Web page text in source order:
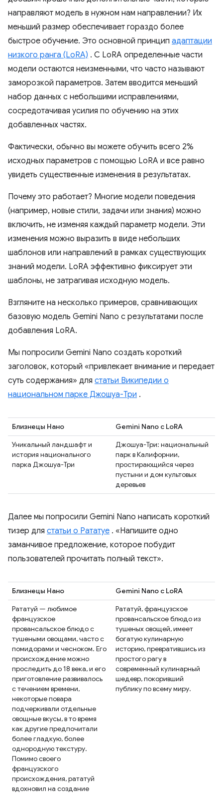
направляют модель в нужном нам направлении? Их
меньший размер обеспечивает гораздо более
быстрое обучение. Это основной принцип адаптации
низкого ранга (LoRA) . С LoRA определенные части
модели остаются неизменными, что часто называют
заморозкой параметров. Затем вводится меньший
набор данных с небольшими исправлениями,
сосредотачивая усилия по обучению на этих
добавленных частях.
Фактически, обычно вы можете обучить всего 2%
исходных параметров с помощью LoRA и все равно
увидеть существенные изменения в результатах.
Почему это работает? Многие модели поведения
(например, новые стили, задачи или знания) можно
включить, не изменяя каждый параметр модели. Эти
изменения можно выразить в виде небольших
шаблонов или направлений в рамках существующих
знаний модели. LoRA эффективно фиксирует эти
шаблоны, не затрагивая исходную модель.
Взгляните на несколько примеров, сравнивающих
базовую модель Gemini Nano с результатами после
добавления LoRA.
Мы попросили Gemini Nano создать короткий
заголовок, который «привлекает внимание и передает
суть содержания» для статьи Википедии о
национальном парке Джошуа-Три .
Близнецы Нано
Gemini Nano с LoRA
Уникальный ландшафт и
история национального
парка Джошуа-Три
Джошуа-Три: национальный
парк в Калифорнии,
простирающийся через
пустыни и дом культовых
деревьев
Далее мы попросили Gemini Nano написать короткий
тизер для статьи о Рататуе . «Напишите одно
заманчивое предложение, которое побудит
пользователей прочитать полный текст».
Близнецы Нано
Gemini Nano с LoRA
Рататуй — любимое
французское
провансальское блюдо с
тушеными овощами, часто с
помидорами и чесноком. Его
происхождение можно
проследить до 18 века, и его
приготовление развивалось
с течением времени,
некоторые повара
подчеркивали отдельные
овощные вкусы, в то время
как другие предпочитали
более гладкую, более
однородную текстуру.
Помимо своего
французского
происхождения, рататуй
вдохновил на создание
Рататуй, французское
провансальское блюдо из
тушеных овощей, имеет
богатую кулинарную
историю, превратившись из
простого рагу в
современный кулинарный
шедевр, покоривший
публику по всему миру.